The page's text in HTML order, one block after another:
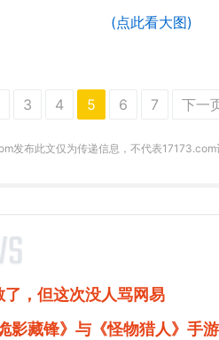
(点此看大图)
3 4 5 6 7 下一
发布此文仅为传递信息，不代表17173.com
了，但这次没人骂网易
影藏锋》与《怪物猎人》手